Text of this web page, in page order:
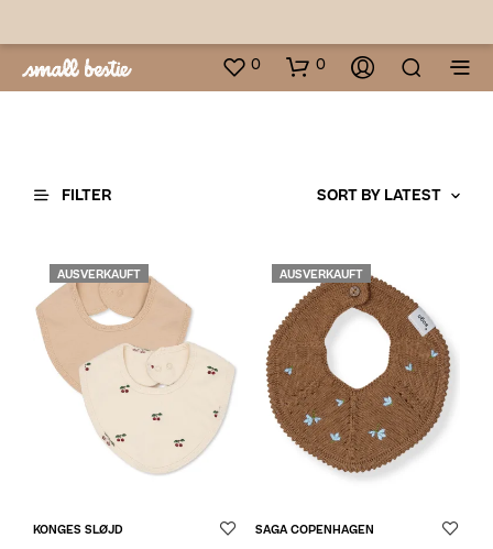
0 0
FILTER
AUSVERKAUFT
KONGES SLØJD
AUSVERKAUFT
SAGA COPENHAGEN